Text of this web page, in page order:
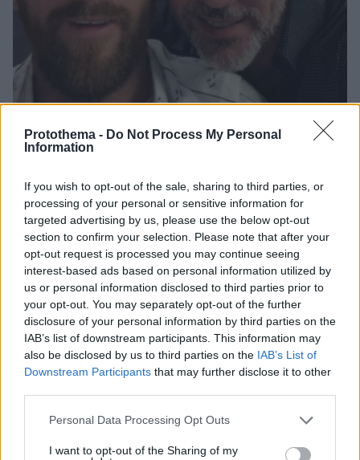
Protothema - Do Not Process My Personal
Information
If you wish to opt-out of the sale, sharing to third parties, or
processing of your personal or sensitive information for
targeted advertising by us, please use the below opt-out
section to confirm your selection. Please note that after your
opt-out request is processed you may continue seeing
interest-based ads based on personal information utilized by
us or personal information disclosed to third parties prior to
your opt-out. You may separately opt-out of the further
disclosure of your personal information by third parties on the
IAB’s list of downstream participants. This information may
also be disclosed by us to third parties on the IAB’s List of
Downstream Participants that may further disclose it to other
Please note that this website/app uses one or more Google
not limited to your visit or usage behaviour. You may click to
Personal Data Processing Opt Outs
I want to opt-out of the Sharing of my
πατέρας του, Χόρχε - Υπήρξε ο μέντορας και
ατζέντης του μέχρι την τελευταία στιγμή
08.08.2026, 16:05
Τι έγραφαν οι ξένοι ανταποκριτές σε
τηλεγραφήματά τους από τη Μικρά
Ασία το 1921
08.08.2026, 10:26 83
θάνατος